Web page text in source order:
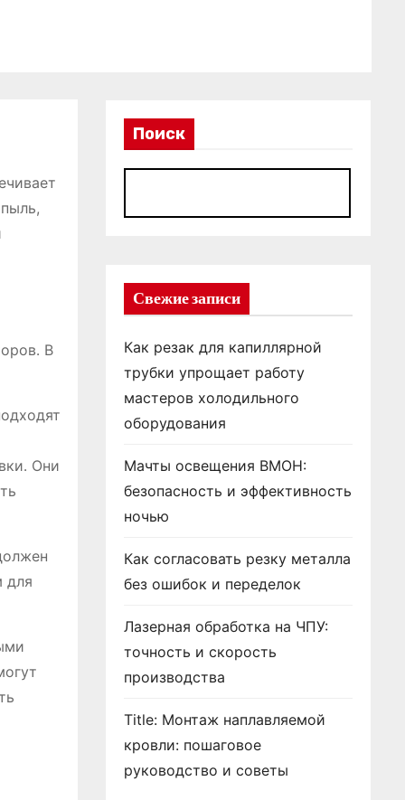
В
Они
для
Поиск
Свежие записи
Как резак для капиллярной
трубки упрощает работу
мастеров холодильного
оборудования
Мачты освещения ВМОН:
безопасность и эффективность
ночью
Как согласовать резку металла
без ошибок и переделок
Лазерная обработка на ЧПУ:
точность и скорость
производства
Title: Монтаж наплавляемой
кровли: пошаговое
руководство и советы